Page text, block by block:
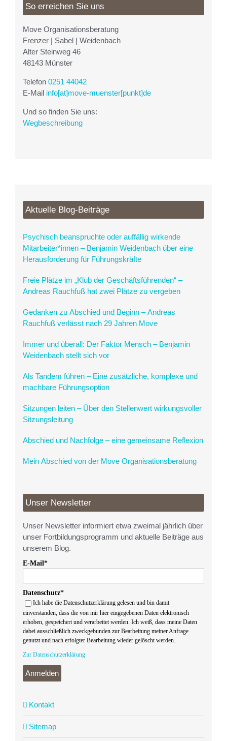
Aktuelle Blog-Beiträge
Psychisch beanspruchte oder auffällig wirkende
Mitarbeiter*innen – Benjamin Weidenbach über eine
Herausforderung für Führungskräfte
Freie Plätze im „Klub der Geschäftsführenden“ –
Andreas Rauchfuß hat zwei Plätze zu vergeben
Gedanken zu Abschied und Beginn – Andreas
Rauchfuß verlässt nach 29 Jahren Move
Immer und überall: Der Faktor Mensch – Benjamin
Weidenbach stellt sich vor
Als Tandem führen – Eine zusätzliche, komplexe und
machbare Führungsoption
Sitzungen leiten – Über den Stellenwert wirkungsvoller
Sitzungsleitung
Abschied und Nachfolge – eine gemeinsame Reflexion
Mein Abschied von der Move Organisationsberatung
Unser Newsletter
Unser Newsletter informiert etwa zweimal jährlich über
unser Fortbildungsprogramm und aktuelle Beiträge aus
unserem Blog.
E-Mail*
Datenschutz*
Ich habe die Datenschutzerklärung gelesen und bin damit
einverstanden, dass die von mir hier eingegebenen Daten elektronisch
erhoben, gespeichert und verarbeitet werden. Ich weiß, dass meine Daten
dabei ausschließlich zweckgebunden zur Bearbeitung meiner Anfrage
genutzt und nach erfolgter Bearbeitung wieder gelöscht werden.
Zur Datenschutzerklärung
Anmelden
Kontakt
Sitemap
So erreichen Sie uns
Move Organisationsberatung
Frenzer | Sabel | Weidenbach
Alter Steinweg 46
48143 Münster
Telefon 0251 44042
E-Mail info[at]move-muenster[punkt]de
Und so finden Sie uns:
Wegbeschreibung